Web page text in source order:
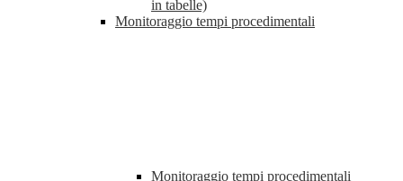
in tabelle)
Monitoraggio tempi procedimentali
Monitoraggio tempi procedimentali